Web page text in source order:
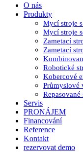
O nás
Produkty
Mycí stroje
Mycí stroje
Zametací
Zametací
Robotické
Kobercové
Průmyslové
Repasované
Servis
PRONÁJEM
Financování
Reference
Kontakt
rezervovat demo